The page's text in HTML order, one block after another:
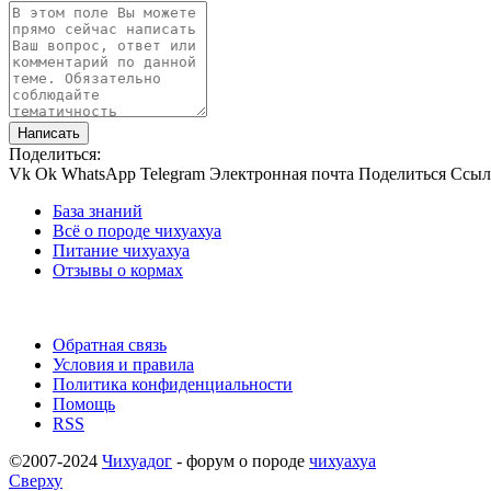
Написать
Поделиться:
Vk Ok WhatsApp Telegram Электронная почта Поделиться
База знаний
Всё о породе чихуахуа
Питание чихуахуа
Отзывы о кормах
Обратная связь
Условия и правила
Политика конфиденциальности
Помощь
RSS
©2007-2024 Чихуадог - форум о породе чихуахуа
Сверху